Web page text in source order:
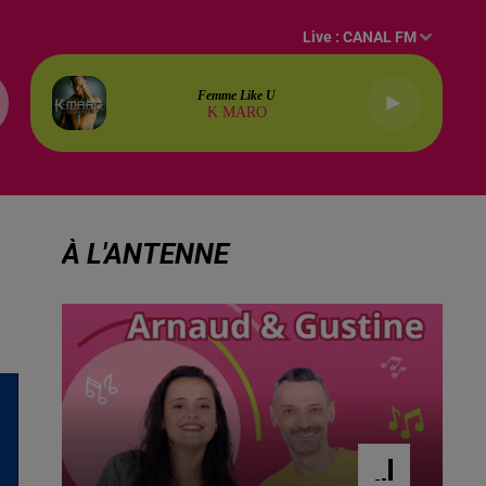
Live :CANAL FM
Femme Like U
K MARO
À L'ANTENNE